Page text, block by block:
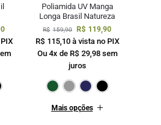
Verde EscuroMarinho
Preto
Poliamida UV Manga
Longa Brasil Natureza
R$ 159,90 R$ 119,90
R$ 115,10 à vista no PIX
Ou 4x de R$ 29,98 sem
juros
Verde Escuro
Mais opções